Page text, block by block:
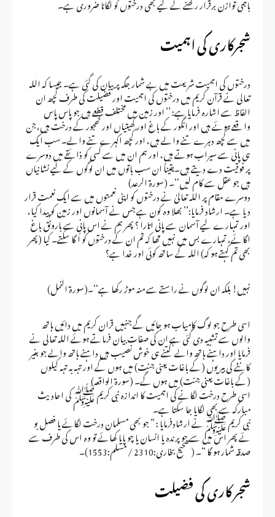
شجرکاری کی اہمیت
درختوں کی اہمیت شریعت میں بے شمار جگہ پر بیان کی گئی ہے۔ جیسا کہ اللہ
تعالی نے قرآن کریم میں درختوں کی اہمیت اور فضیلت کی طرف کچھ ان
الفاظ سے اشارہ فرمایا ہے: ’’ اور زمین میں مختلف قطعے ہیں جو پاس پاس
واقعے ہوئے ہیں اور انگور کے باغ اور کھیتیاں اور کھجور کے درخت ہیں، جن
میں سے کچھ دہرے تنے والے ہیں، اور کچھ اکہرے تنے والے۔ سب ایک
ہی پانی سے سیراب ہوتے ہیں، اور ہم ان میں سے کسی کو ذائقے میں دوسرے
پر فوقیت دے دیتے ہیں۔یقیناً ان سب باتوں میں ان لوگوں کے لیے نشانیاں
ہیں جو عقل سے کام لیں‘‘۔ (سورۃ الرعد)
دوسرے مقام پر اللہ تعالیٰ نے درختوں کو اپنی نعمتوں میں سے ایک نعمت قرار
دیا ہے۔ ارشاد فرمایا:’’ بھلا وہ کون ہے جس نے آسمانوں اور زمین کو پیدا کیا،
اور تمہارے لیے آسمان سے پانی اتارا ؟ پھر ہم نے اس پانی سے بارونق باغ
اگائے، تمہارے بس میں نہیں تھا کہ تم ان کے درختوں کو اُگا سکتے۔ کیا (پھر
بھی تم کہتے ہو کہ) اللہ کے ساتھ کوئی اور خدا ہے؟
نہیں! بلکہ ان لوگوں نے راستے سے منہ موڑ رکھا ہے‘‘۔(سورۃ النمل)
اسی طرح جو لوگ کامیاب ہو جائیں گے جنہیں قران کریم میں دائیں ہاتھ
والوں سے تشبیہ دی گئی ہے ان کی صفات بیان فرماتے ہوئے اللہ تعالی نے
فرمایا اور داہنے ہاتھ والے کتنے ہی خوش نصیب ہیں داہنے ہاتھ والے جو بغیر
کانٹے کی بیریوں (کے باغات یعنی جنت) میں ہوں گے اور تہہ بہ تہہ کیلوں
(کے باغات یعنی جنت) میں ہوں گے۔ (سورۃ الواقعہ)
اسی طرح درخت لگانے کی اہمیت کا اندازہ نبی کریم ﷺ کی احادیث
مبارکہ سے بھی لگایا جا سکتا ہے۔
نبی کریم ﷺ نے ارشادفرمایا : ” جو بھی مسلمان درخت لگائے یا فصل بو
ئے پھر اس میں سے جو پرندہ یا انسان یا چو پایا کھائے تو وہ اس کی طرف سے
صدقہ شمار ہو گا “۔ ( صحیح بخاری:2310 / مسلم:1553)۔
شجر کاری کی فضیلت